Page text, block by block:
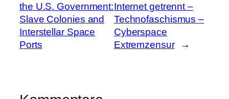
the U.S. Government:
Slave Colonies and
Interstellar Space
Ports
Internet getrennt –
Technofaschismus –
Cyberspace
Extremzensur
→